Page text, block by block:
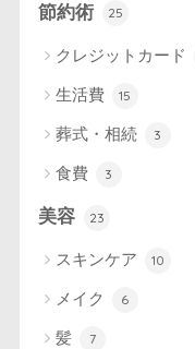
節約術 25
クレジットカード
生活費 15
葬式・相続 3
食費 3
美容 23
スキンケア 10
メイク 6
髪 7